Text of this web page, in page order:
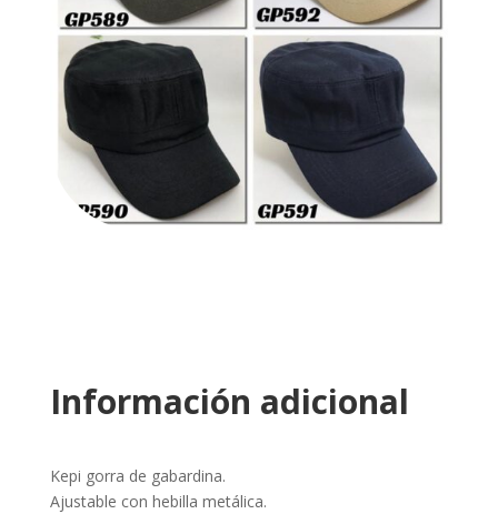
Información adicional
Kepi gorra de gabardina.
Ajustable con hebilla metálica.